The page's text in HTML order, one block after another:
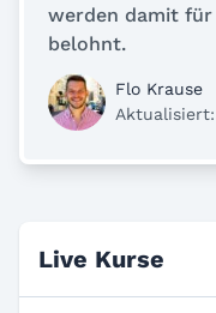
werden damit für
belohnt.
Flo Krause
Live Kurse